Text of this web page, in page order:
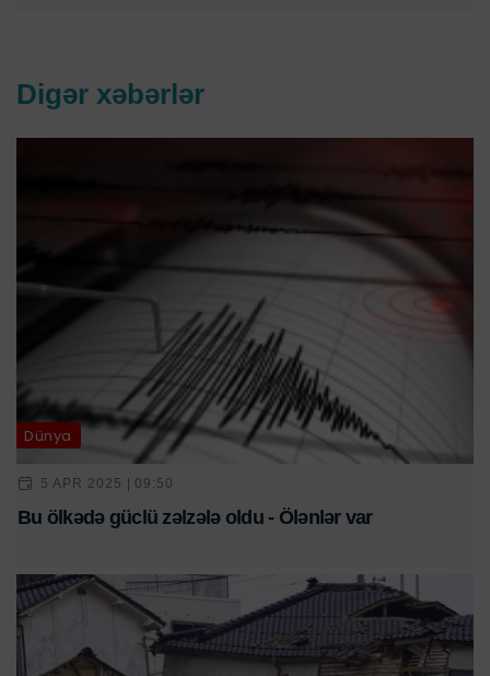
Digər xəbərlər
Dünya
5 APR 2025 | 09:50
Bu ölkədə güclü zəlzələ oldu - Ölənlər var